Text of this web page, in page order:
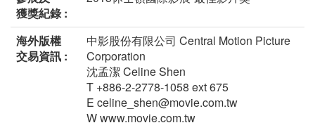
獲獎紀錄 :
海外版權
交易資訊 :
中影股份有限公司 Central Motion Picture
Corporation
沈孟潔 Celine Shen
T +886-2-2778-1058 ext 675
E celine_shen@movie.com.tw
W www.movie.com.tw